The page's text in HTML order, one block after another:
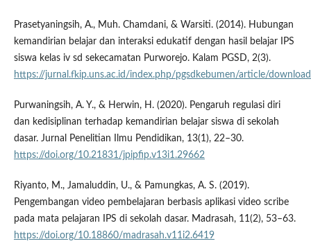
Prasetyaningsih, A., Muh. Chamdani, & Warsiti. (2014). Hubungan
kemandirian belajar dan interaksi edukatif dengan hasil belajar IPS
siswa kelas iv sd sekecamatan Purworejo. Kalam PGSD, 2(3).
https://jurnal.fkip.uns.ac.id/index.php/pgsdkebumen/article/
Purwaningsih, A. Y., & Herwin, H. (2020). Pengaruh regulasi diri
dan kedisiplinan terhadap kemandirian belajar siswa di sekolah
dasar. Jurnal Penelitian Ilmu Pendidikan, 13(1), 22–30.
https://doi.org/10.21831/jpipfip.v13i1.29662
Riyanto, M., Jamaluddin, U., & Pamungkas, A. S. (2019).
Pengembangan video pembelajaran berbasis aplikasi video scribe
pada mata pelajaran IPS di sekolah dasar. Madrasah, 11(2), 53–63.
https://doi.org/10.18860/madrasah.v11i2.6419